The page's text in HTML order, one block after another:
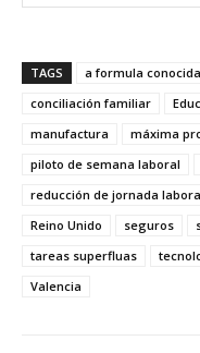
TAGS a formula conocida
conciliación familiar
manufactura
máxima
piloto de semana laboral
reducción de jornada
Reino Unido
seguros
tareas superfluas
Valencia